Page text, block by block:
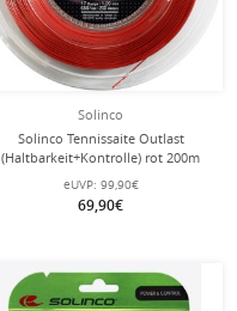
Solinco
Solinco Tennissaite Outlast
(Haltbarkeit+Kontrolle) rot 200m
Rolle
eUVP: 99,90€
69,90€